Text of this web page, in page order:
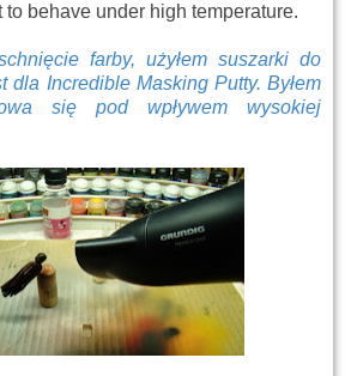
behave under high temperature.
farby, użyłem suszarki do
dla Incredible Masking Putty. Byłem
się pod wpływem wysokiej